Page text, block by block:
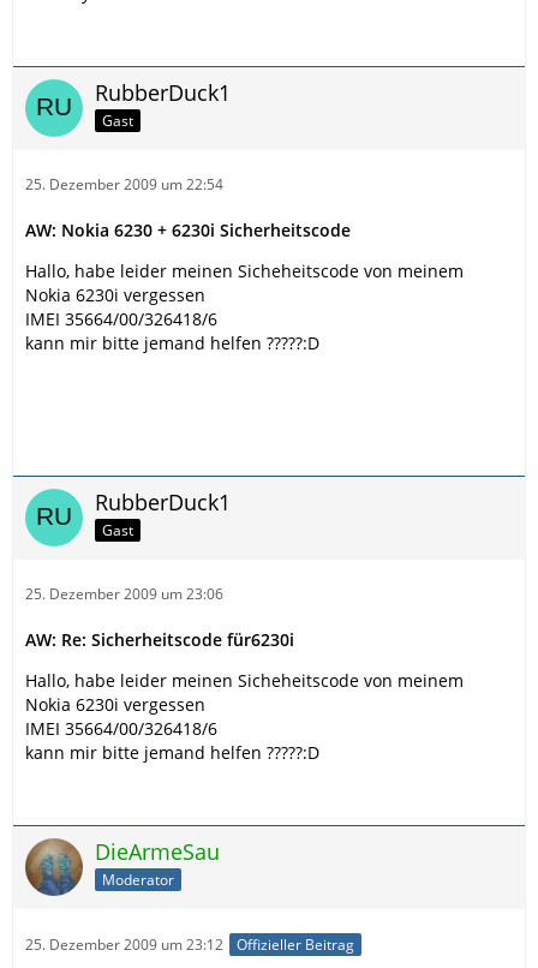
RubberDuck1
Gast
25. Dezember 2009 um 22:54
AW: Nokia 6230 + 6230i Sicherheitscode
Hallo, habe leider meinen Sicheheitscode von meinem
Nokia 6230i vergessen
IMEI 35664/00/326418/6
kann mir bitte jemand helfen ?????:D
RubberDuck1
Gast
25. Dezember 2009 um 23:06
AW: Re: Sicherheitscode für6230i
Hallo, habe leider meinen Sicheheitscode von meinem
Nokia 6230i vergessen
IMEI 35664/00/326418/6
kann mir bitte jemand helfen ?????:D
DieArmeSau
Moderator
25. Dezember 2009 um 23:12 Offizieller Beitrag